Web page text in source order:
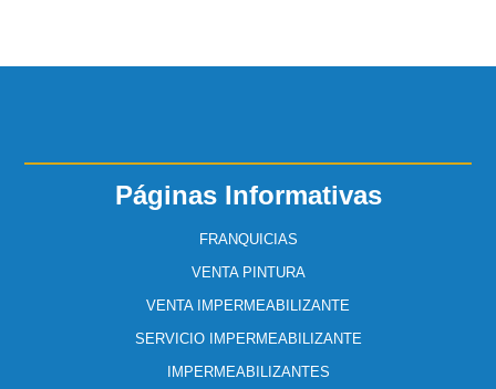
Páginas Informativas
FRANQUICIAS
VENTA PINTURA
VENTA IMPERMEABILIZANTE
SERVICIO IMPERMEABILIZANTE
IMPERMEABILIZANTES